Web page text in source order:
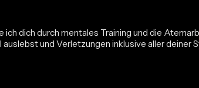
dich durch mentales Training und die
und Verletzungen inklusive aller deiner